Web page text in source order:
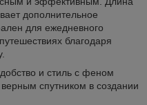
дополнительное
для ежедневного
благодаря
и стиль с феном
спутником в создании